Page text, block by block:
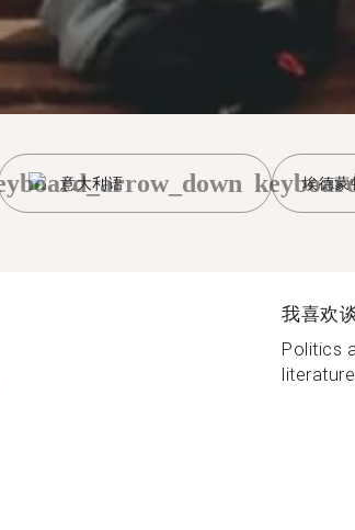
意大利语 埃德蒙
我喜欢
Politics